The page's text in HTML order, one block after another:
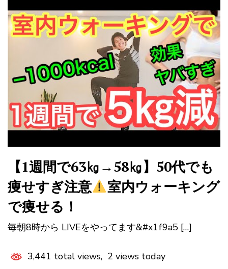
【1週間で63㎏→58㎏】50代でも
痩せすぎ注意
室内ウォーキング
で痩せる！
毎朝8時から LIVEをやってます&#x1f9a5 […]
3,441 total views, 2 views today